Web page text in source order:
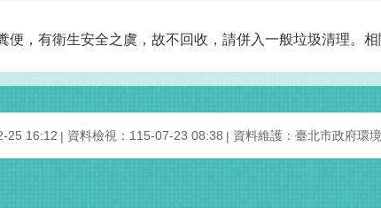
便，有衛生安全之虞，故不回收，請併入一般垃圾清理。
25 16:12 資料檢視：115-07-23 08:38 資料維護：臺北市政府環